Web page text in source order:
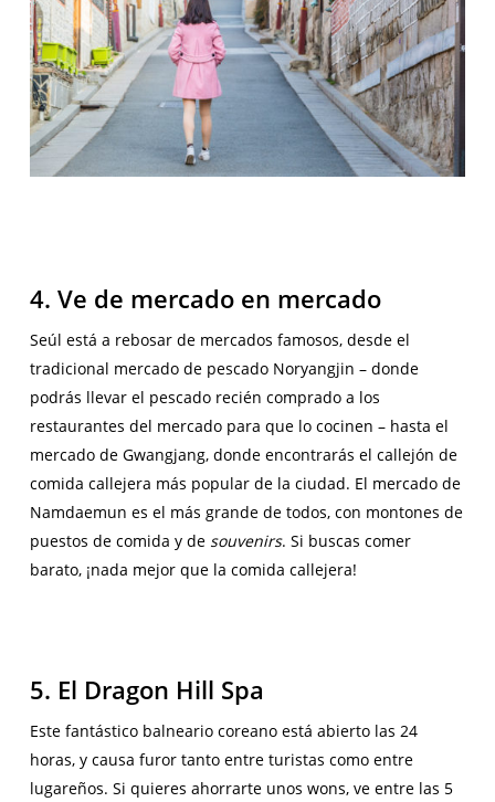
4. Ve de mercado en mercado
Seúl está a rebosar de mercados famosos, desde el
tradicional mercado de pescado Noryangjin – donde
podrás llevar el pescado recién comprado a los
restaurantes del mercado para que lo cocinen – hasta el
mercado de Gwangjang, donde encontrarás el callejón de
comida callejera más popular de la ciudad. El mercado de
Namdaemun es el más grande de todos, con montones de
puestos de comida y de souvenirs. Si buscas comer
barato, ¡nada mejor que la comida callejera!
5. El Dragon Hill Spa
Este fantástico balneario coreano está abierto las 24
horas, y causa furor tanto entre turistas como entre
lugareños. Si quieres ahorrarte unos wons, ve entre las 5